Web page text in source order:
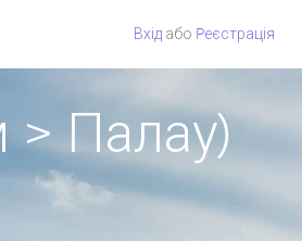
Вхід або Pеєстрація
> Палау)